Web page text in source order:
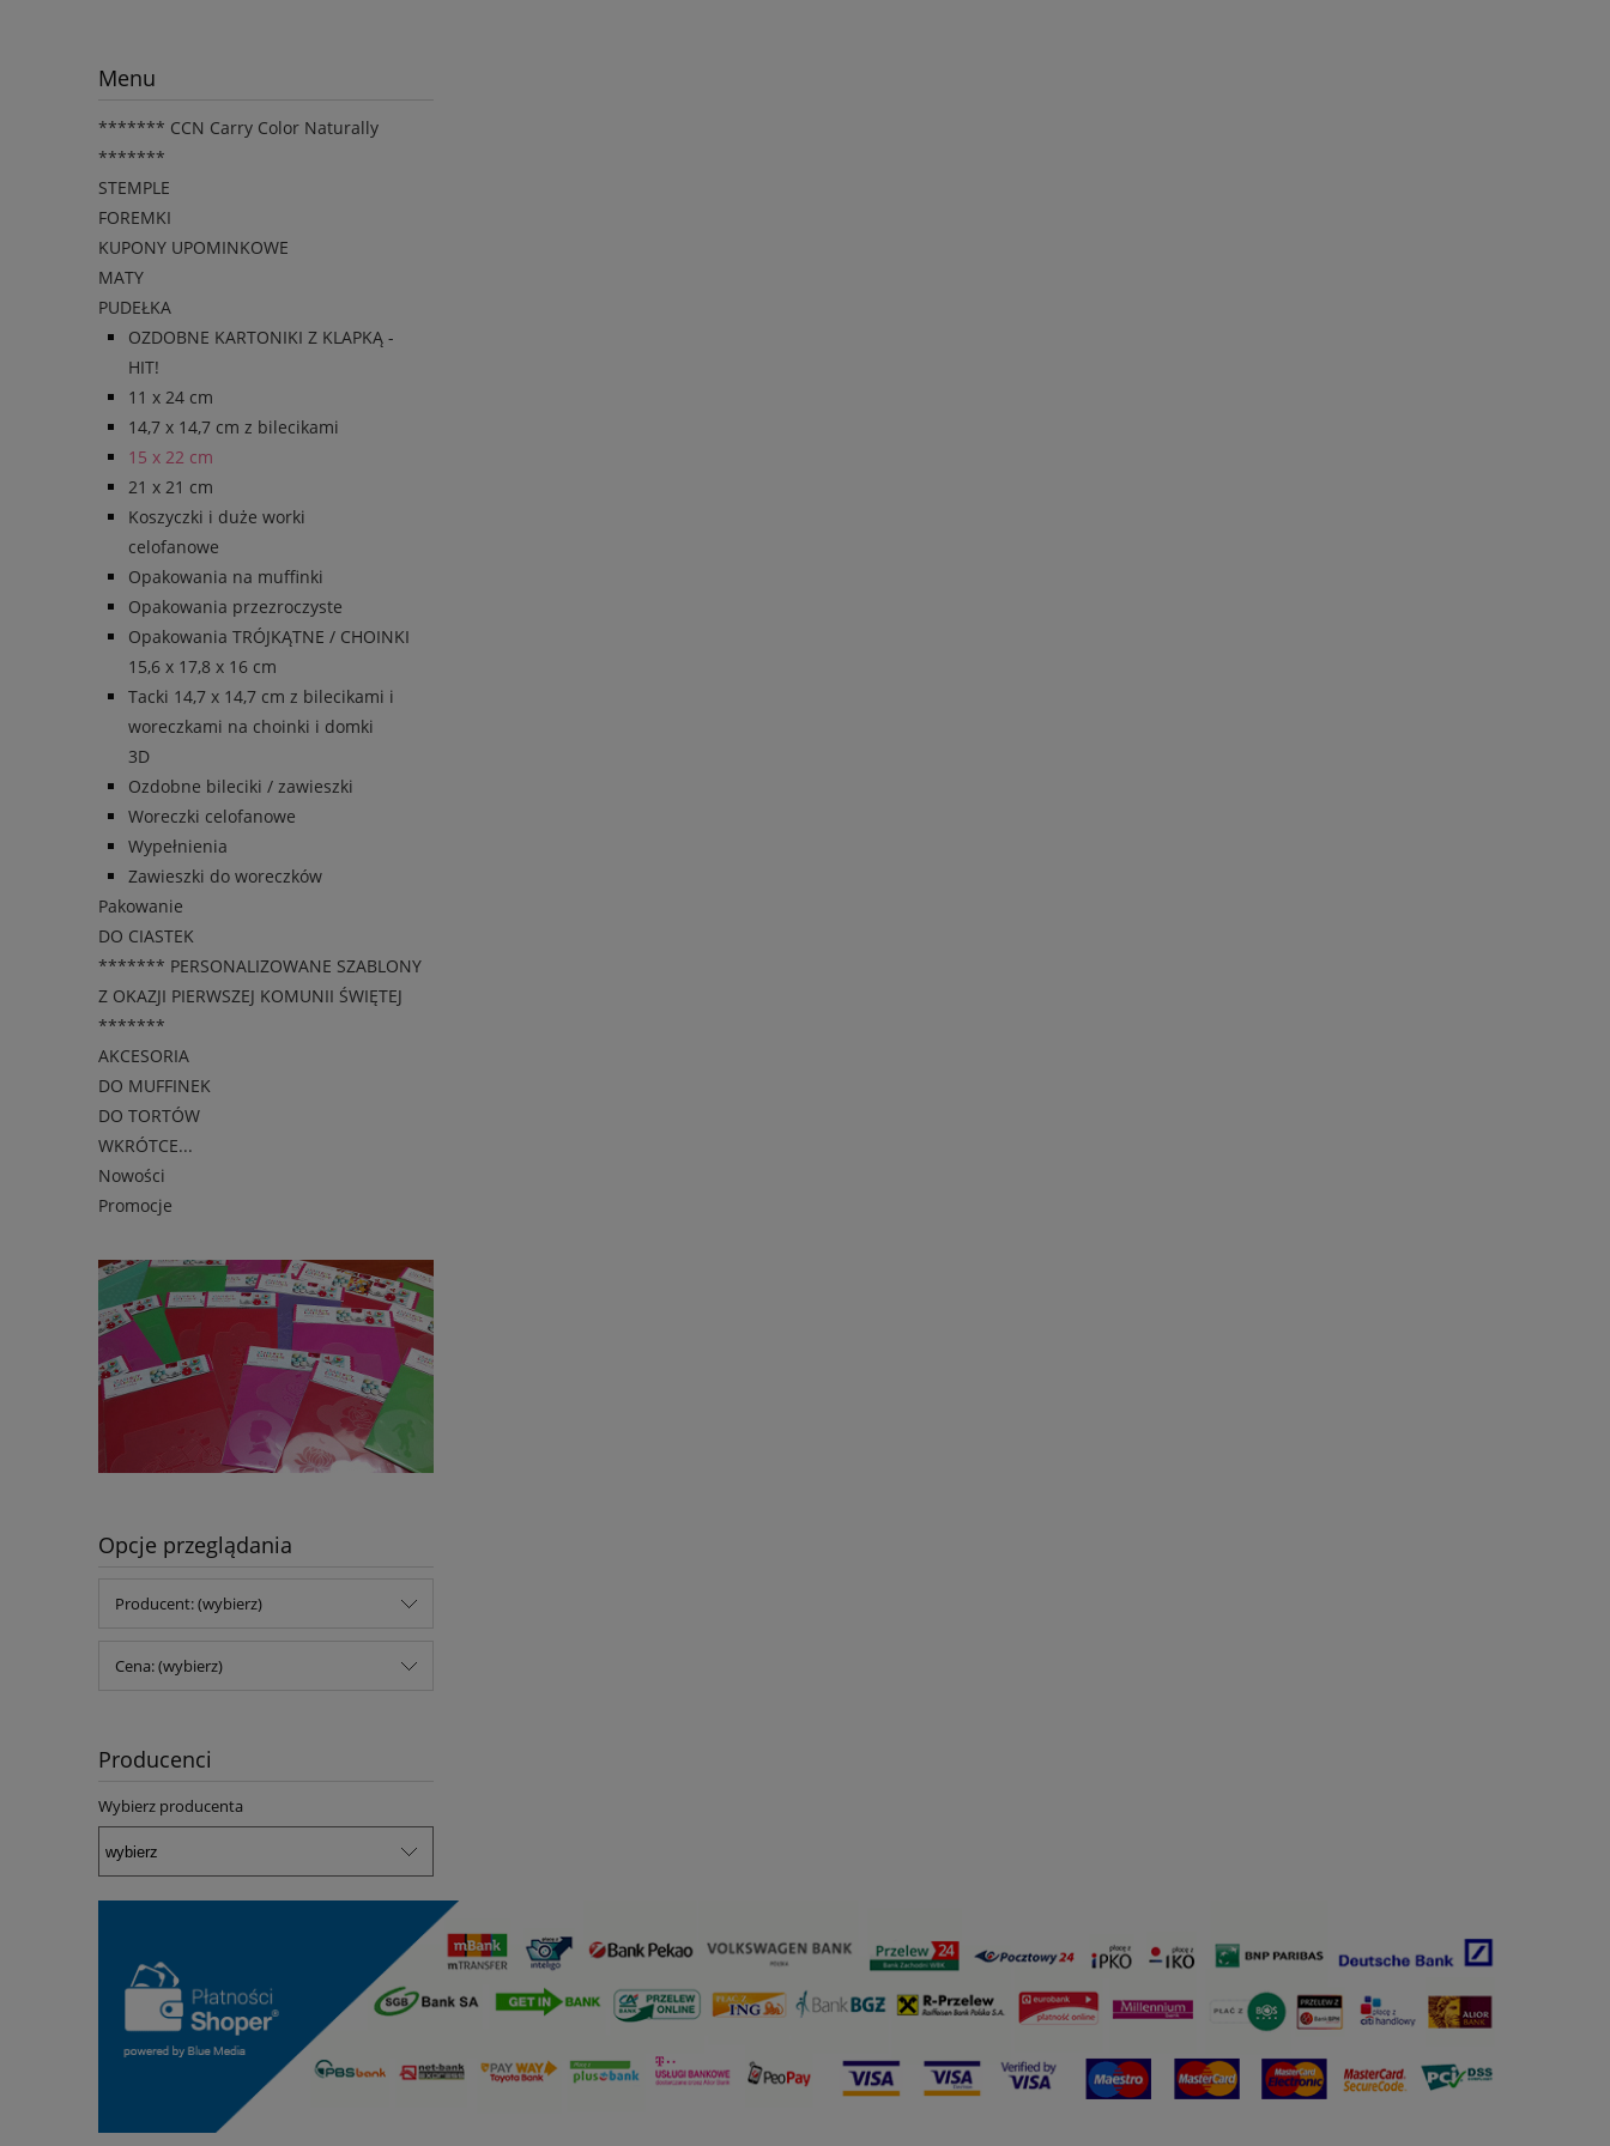
Menu
******* CCN Carry Color Naturally
*******
STEMPLE
FOREMKI
KUPONY UPOMINKOWE
MATY
PUDEŁKA
OZDOBNE KARTONIKI Z KLAPKĄ -
HIT!
11 x 24 cm
14,7 x 14,7 cm z bilecikami
15 x 22 cm
21 x 21 cm
Koszyczki i duże worki
celofanowe
Opakowania na muffinki
Opakowania przezroczyste
Opakowania TRÓJKĄTNE / CHOINKI
15,6 x 17,8 x 16 cm
Tacki 14,7 x 14,7 cm z bilecikami i
woreczkami na choinki i domki
3D
Ozdobne bileciki / zawieszki
Woreczki celofanowe
Wypełnienia
Zawieszki do woreczków
Pakowanie
DO CIASTEK
******* PERSONALIZOWANE SZABLONY
Z OKAZJI PIERWSZEJ KOMUNII ŚWIĘTEJ
*******
AKCESORIA
DO MUFFINEK
DO TORTÓW
WKRÓTCE...
Nowości
Promocje
Opcje przeglądania
Producent: (wybierz)
Cena: (wybierz)
Producenci
Wybierz producenta